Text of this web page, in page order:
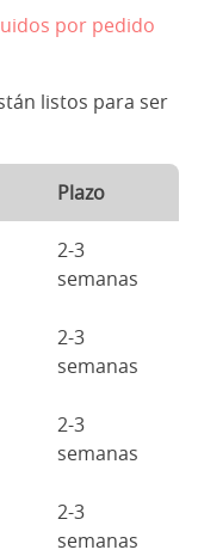
por pedido
listos para ser
Plazo
2-3
semanas
2-3
semanas
2-3
semanas
2-3
semanas